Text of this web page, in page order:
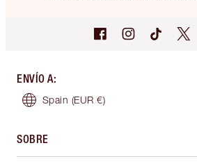
ENVÍO A:
Spain (EUR €)
SOBRE